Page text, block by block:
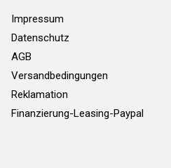
Impressum
Datenschutz
AGB
Versandbedingungen
Reklamation
Finanzierung-Leasing-Paypal